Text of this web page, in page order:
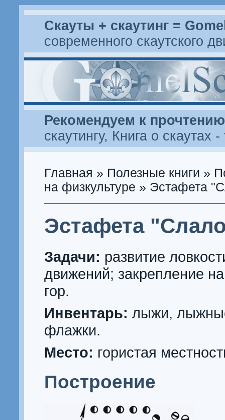
Скауты + скаутинг =
современного скаутского
Рекомендуем к прочтению
скаутингу, Книга о скаутах -
Главная » Полезные книги »
на физкультуре » Эстафета
Эстафета
Задачи: развитие
движений; закрепление
гор.
Инвентарь: лыжи,
флажки.
Место: гористая
Построение